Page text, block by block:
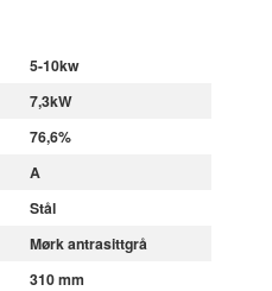
5-10kw
7,3kW
76,6%
A
Stål
Mørk antrasittgrå
310 mm